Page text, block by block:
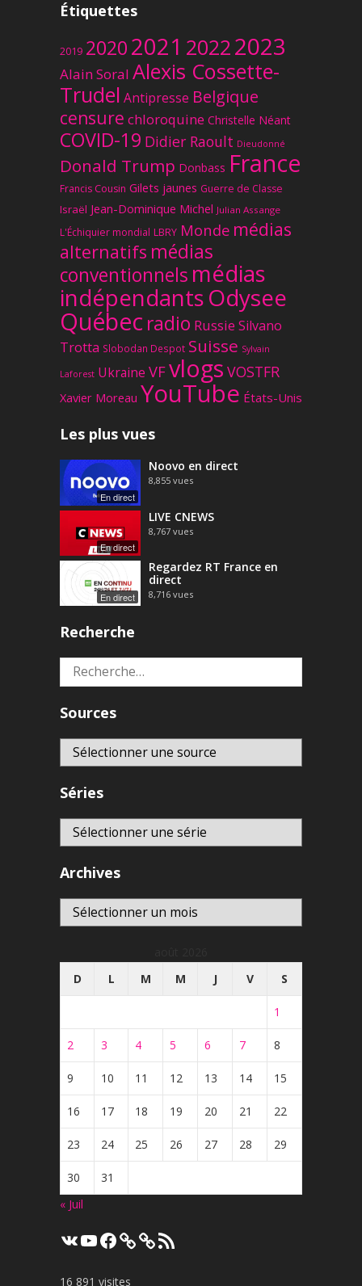
Étiquettes
2019 20202021 20222023
Alain Soral Alexis Cossette-
Trudel Antipresse Belgique
censure chloroquine Christelle Néant
COVID-19 Didier Raoult Dieudonné
Donald Trump Donbass France
Francis Cousin Gilets jaunes Guerre de Classe
Israël Jean-Dominique Michel Julian Assange
L'Échiquier mondial LBRY Monde médias
alternatifs médias
conventionnels médias
indépendantsOdysee
Québec radio Russie Silvano
Trotta Slobodan Despot Suisse Sylvain
Laforest Ukraine VFvlogs VOSTFR
Xavier Moreau YouTube États-Unis
Les plus vues
En direct
Noovo en direct
8,855 vues
En direct
LIVE CNEWS
8,767 vues
En direct
Regardez RT France en
direct
8,716 vues
Recherche
Rechercher :
Sources
Séries
Archives
Archives
D
L M M J V S
1
2 3 4 5 6 7 8
9 10 11 12 13 14 15
16 17 18 19 20 21 22
23 24 25 26 27 28 29
30
31
« Juil
VK YouTube
Facebook Flux
RSS
16 891 visites